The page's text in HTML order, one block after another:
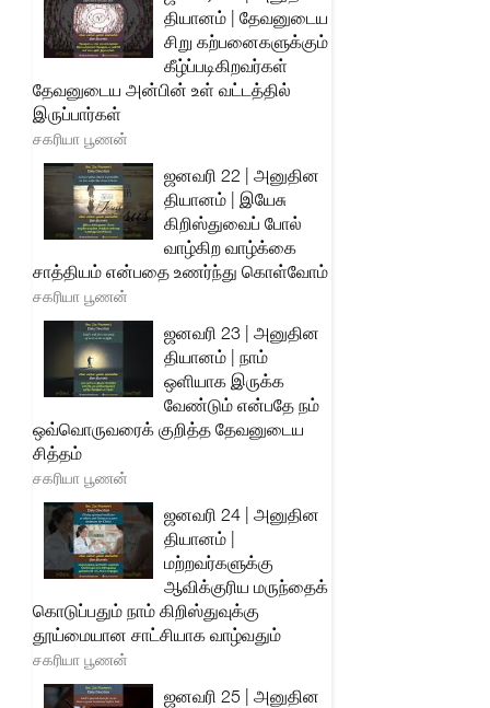
தியானம் | தேவனுடைய
சிறு கற்பனைகளுக்கும்
கீழ்ப்படிகிறவர்கள்
தேவனுடைய அன்பின் உள் வட்டத்தில்
இருப்பார்கள்
சகரியா பூணன்
ஜனவரி 22 | அனுதின
தியானம் | இயேசு
கிறிஸ்துவைப் போல்
வாழ்கிற வாழ்க்கை
சாத்தியம் என்பதை உணர்ந்து கொள்வோம்
சகரியா பூணன்
ஜனவரி 23 | அனுதின
தியானம் | நாம்
ஒளியாக இருக்க
வேண்டும் என்பதே நம்
ஒவ்வொருவரைக் குறித்த தேவனுடைய
சித்தம்
சகரியா பூணன்
ஜனவரி 24 | அனுதின
தியானம் |
மற்றவர்களுக்கு
ஆவிக்குரிய மருந்தைக்
கொடுப்பதும் நாம் கிறிஸ்துவுக்கு
தூய்மையான சாட்சியாக வாழ்வதும்
சகரியா பூணன்
ஜனவரி 25 | அனுதின